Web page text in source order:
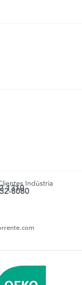
Indústria
1310
8080